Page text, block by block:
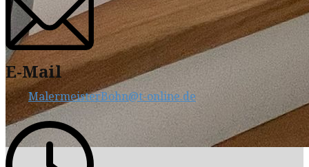
E-Mail
MalermeisterBohn@t-online.de